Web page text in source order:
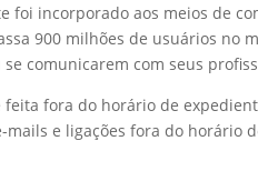
foi incorporado aos meios de
900 milhões de usuários no
comunicarem com seus
feita fora do horário de
mails e ligações fora do horário